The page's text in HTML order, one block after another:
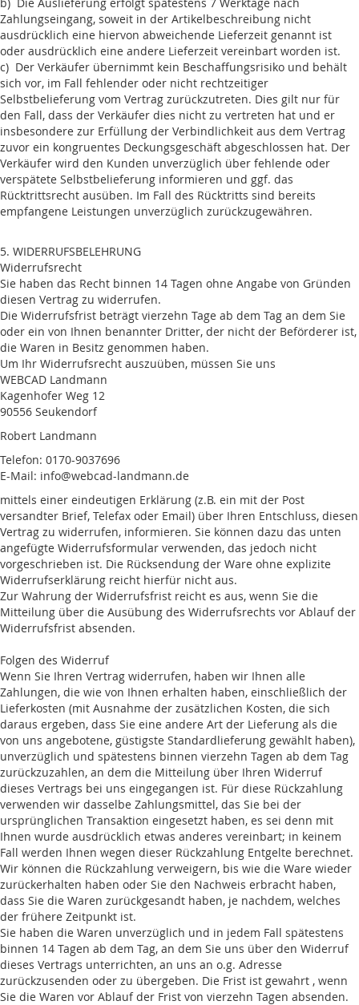
Zahlungseingang, soweit in der Artikelbeschreibung nicht
ausdrücklich eine hiervon abweichende Lieferzeit genannt ist
oder ausdrücklich eine andere Lieferzeit vereinbart worden ist.
c) Der Verkäufer übernimmt kein Beschaffungsrisiko und behält
sich vor, im Fall fehlender oder nicht rechtzeitiger
Selbstbelieferung vom Vertrag zurückzutreten. Dies gilt nur für
den Fall, dass der Verkäufer dies nicht zu vertreten hat und er
insbesondere zur Erfüllung der Verbindlichkeit aus dem Vertrag
zuvor ein kongruentes Deckungsgeschäft abgeschlossen hat. Der
Verkäufer wird den Kunden unverzüglich über fehlende oder
verspätete Selbstbelieferung informieren und ggf. das
Rücktrittsrecht ausüben. Im Fall des Rücktritts sind bereits
empfangene Leistungen unverzüglich zurückzugewähren.
5. WIDERRUFSBELEHRUNG
Widerrufsrecht
Sie haben das Recht binnen 14 Tagen ohne Angabe von Gründen
diesen Vertrag zu widerrufen.
Die Widerrufsfrist beträgt vierzehn Tage ab dem Tag an dem Sie
oder ein von Ihnen benannter Dritter, der nicht der Beförderer ist,
die Waren in Besitz genommen haben.
Um Ihr Widerrufsrecht auszuüben, müssen Sie uns
WEBCAD Landmann
Kagenhofer Weg 12
90556 Seukendorf
Robert Landmann
Telefon: 0170-9037696
E-Mail: info@webcad-landmann.de
mittels einer eindeutigen Erklärung (z.B. ein mit der Post
versandter Brief, Telefax oder Email) über Ihren Entschluss, diesen
Vertrag zu widerrufen, informieren. Sie können dazu das unten
angefügte Widerrufsformular verwenden, das jedoch nicht
vorgeschrieben ist. Die Rücksendung der Ware ohne explizite
Widerrufserklärung reicht hierfür nicht aus.
Zur Wahrung der Widerrufsfrist reicht es aus, wenn Sie die
Mitteilung über die Ausübung des Widerrufsrechts vor Ablauf der
Widerrufsfrist absenden.
Folgen des Widerruf
Wenn Sie Ihren Vertrag widerrufen, haben wir Ihnen alle
Zahlungen, die wie von Ihnen erhalten haben, einschließlich der
Lieferkosten (mit Ausnahme der zusätzlichen Kosten, die sich
daraus ergeben, dass Sie eine andere Art der Lieferung als die
von uns angebotene, güstigste Standardlieferung gewählt haben),
unverzüglich und spätestens binnen vierzehn Tagen ab dem Tag
zurückzuzahlen, an dem die Mitteilung über Ihren Widerruf
dieses Vertrags bei uns eingegangen ist. Für diese Rückzahlung
verwenden wir dasselbe Zahlungsmittel, das Sie bei der
ursprünglichen Transaktion eingesetzt haben, es sei denn mit
Ihnen wurde ausdrücklich etwas anderes vereinbart; in keinem
Fall werden Ihnen wegen dieser Rückzahlung Entgelte berechnet.
Wir können die Rückzahlung verweigern, bis wie die Ware wieder
zurückerhalten haben oder Sie den Nachweis erbracht haben,
dass Sie die Waren zurückgesandt haben, je nachdem, welches
der frühere Zeitpunkt ist.
Sie haben die Waren unverzüglich und in jedem Fall spätestens
binnen 14 Tagen ab dem Tag, an dem Sie uns über den Widerruf
dieses Vertrags unterrichten, an uns an o.g. Adresse
zurückzusenden oder zu übergeben. Die Frist ist gewahrt , wenn
Sie die Waren vor Ablauf der Frist von vierzehn Tagen absenden.